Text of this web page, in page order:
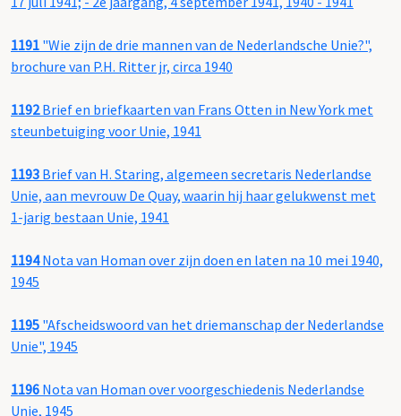
1191 "Wie zijn de drie mannen van de Nederlandsche Unie?",
brochure van P.H. Ritter jr, circa 1940
1192Brief en briefkaarten van Frans Otten in New York met
steunbetuiging voor Unie, 1941
1193 Brief van H. Staring, algemeen secretaris Nederlandse
Unie, aan mevrouw De Quay, waarin hij haar gelukwenst met
1-jarig bestaan Unie, 1941
1194Nota van Homan over zijn doen en laten na 10 mei 1940,
1945
1195 "Afscheidswoord van het driemanschap der Nederlandse
Unie", 1945
1196 Nota van Homan over voorgeschiedenis Nederlandse
Unie, 1945